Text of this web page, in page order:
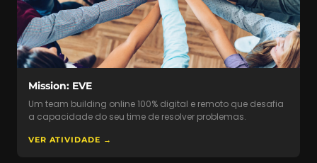
Mission: EVE
Um team building online 100% digital e remoto que desafia
a capacidade do seu time de resolver problemas.
VER ATIVIDADE →